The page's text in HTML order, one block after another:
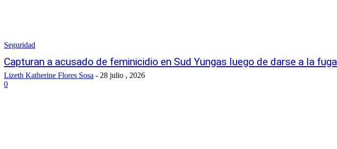
Seguridad
Capturan a acusado de feminicidio en Sud Yungas luego de darse a la fuga
Lizeth Katherine Flores Sosa - 28 julio , 2026
0